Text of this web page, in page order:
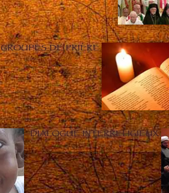
GROUPES DE PRIÈRE
DIALOGUE INTERRELIGIEUX